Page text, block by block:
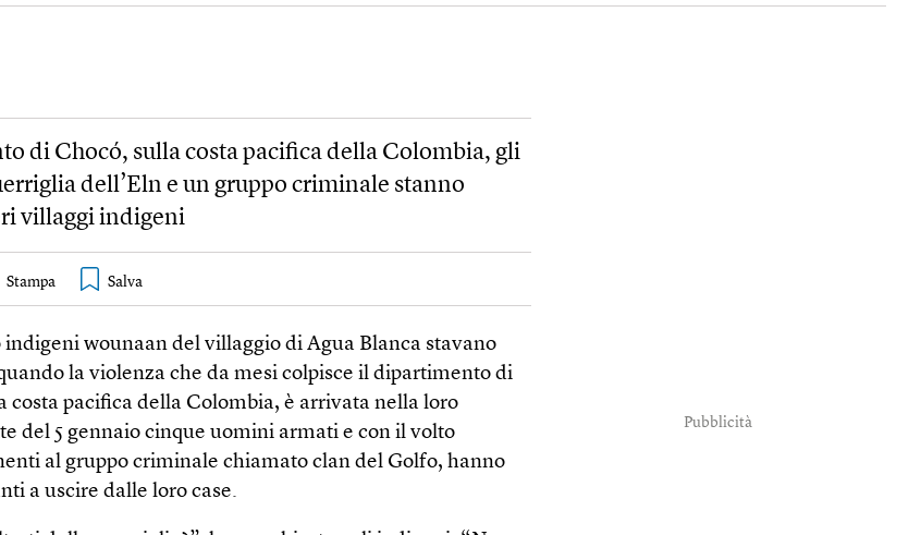
di Chocó, sulla costa pacifica della Colombia, gli
dell’Eln e un gruppo criminale stanno
villaggi indigeni
Stampa
indigeni wounaan del villaggio di Agua Blanca stavano
la violenza che da mesi colpisce il dipartimento di
costa pacifica della Colombia, è arrivata nella loro
del 5 gennaio cinque uomini armati e con il volto
al gruppo criminale chiamato clan del Golfo, hanno
a uscire dalle loro case.
Pubblicità